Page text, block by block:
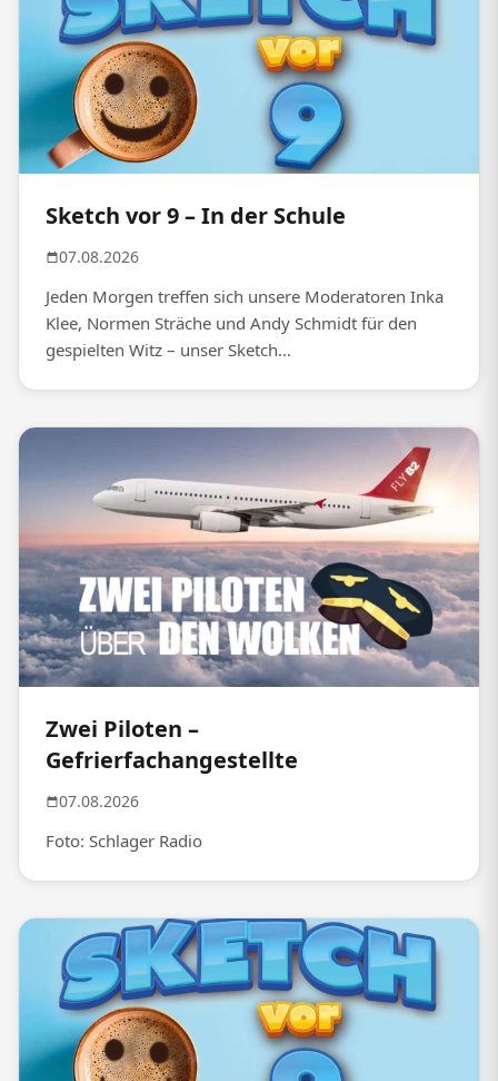
Sketch vor 9 – In der Schule
07.08.2026
Jeden Morgen treffen sich unsere Moderatoren Inka
Klee, Normen Sträche und Andy Schmidt für den
gespielten Witz – unser Sketch...
Zwei Piloten –
Gefrierfachangestellte
07.08.2026
Foto: Schlager Radio